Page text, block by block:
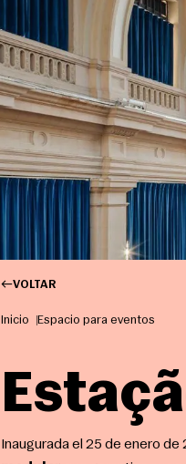
VOLTAR
Inicio Espacio para eventos
Inaugurada el 25 de enero